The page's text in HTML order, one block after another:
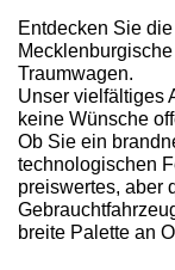
Entdecken Sie
Traumwagen.
Unser vielfältiges
keine Wünsche
Ob Sie ein
technologischen
preiswertes, aber
breite Palette an